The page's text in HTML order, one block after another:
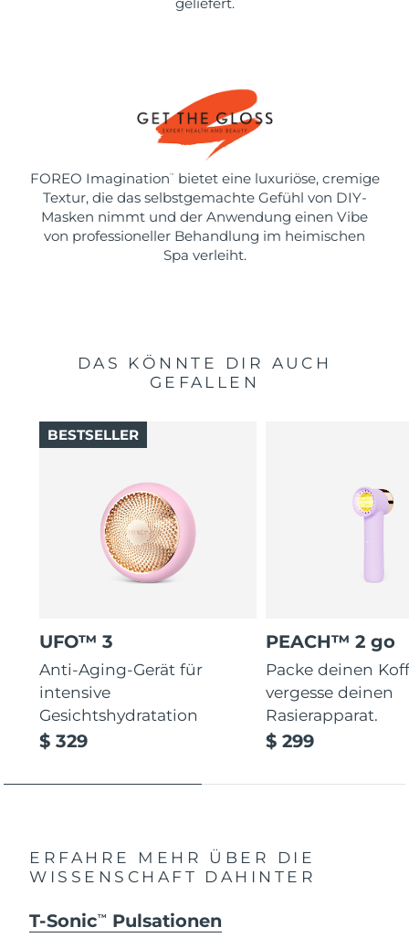
FOREO Imagination ™
bietet eine luxuriöse, cremige
Textur, die das selbstgemachte Gefühl von DIY-
Masken nimmt und der Anwendung einen Vibe
von professioneller Behandlung im heimischen
Spa verleiht.
DAS KÖNNTE DIR AUCH
GEFALLEN
UFO™ 3
Anti-Aging-Gerät für
intensive
Gesichtshydratation
$ 329
BESTSELLER
PEACH™ 2 go
Packe deinen
vergesse deinen
Rasierapparat.
$ 299
ERFAHRE MEHR ÜBER DIE
WISSENSCHAFT DAHINTER
T-SonicTM Pulsationen